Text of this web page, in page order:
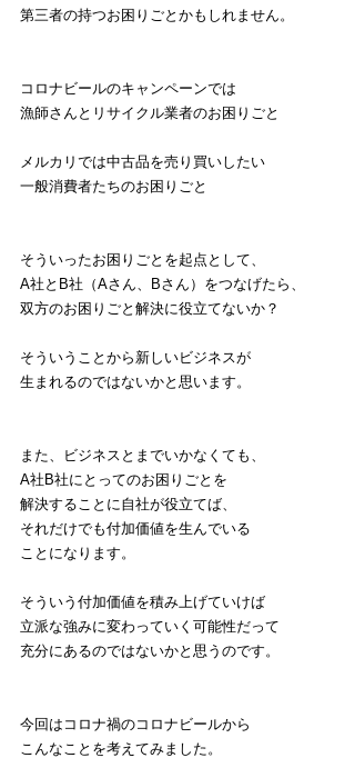
第三者の持つお困りごとかもしれません。
コロナビールのキャンペーンでは
漁師さんとリサイクル業者のお困りごと
メルカリでは中古品を売り買いしたい
一般消費者たちのお困りごと
そういったお困りごとを起点として、
A社とB社（Aさん、Bさん）をつなげたら、
双方のお困りごと解決に役立てないか？
そういうことから新しいビジネスが
生まれるのではないかと思います。
また、ビジネスとまでいかなくても、
A社B社にとってのお困りごとを
解決することに自社が役立てば、
それだけでも付加価値を生んでいる
ことになります。
そういう付加価値を積み上げていけば
立派な強みに変わっていく可能性だって
充分にあるのではないかと思うのです。
今回はコロナ禍のコロナビールから
こんなことを考えてみました。